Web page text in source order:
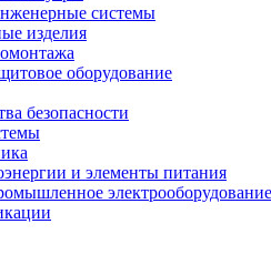
системы
изделия
оборудование
безопасности
и элементы питания
электрооборудование